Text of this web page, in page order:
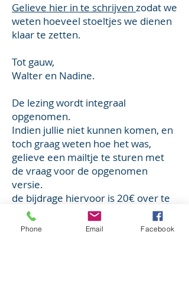
Gelieve hier in te schrijven zodat we
weten hoeveel stoeltjes we dienen
klaar te zetten.
Tot gauw,
Walter en Nadine.
De lezing wordt integraal
opgenomen.
Indien jullie niet kunnen komen, en
toch graag weten hoe het was,
gelieve een mailtje te sturen met
de vraag voor de opgenomen
versie.
de bijdrage hiervoor is 20€ over te
schrijven op rekening:
Phone Email Facebook